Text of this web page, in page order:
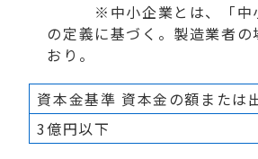
※中小企業とは、「中小
の定義に基づく。製造業者の
おり。
資本金基準 資本金の額または
3億円以下